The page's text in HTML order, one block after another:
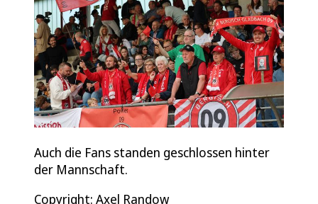
Auch die Fans standen geschlossen hinter
der Mannschaft.
Copyright: Axel Randow